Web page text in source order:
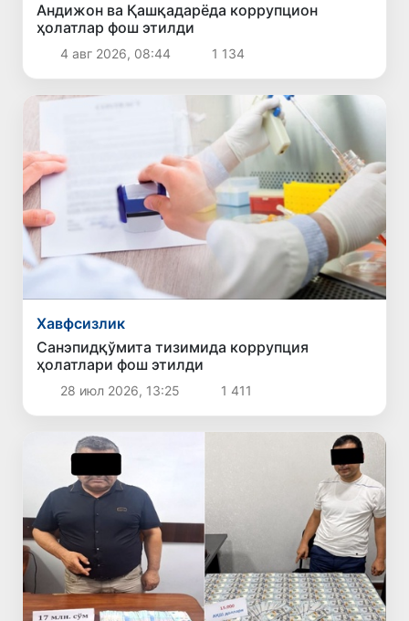
Андижон ва Қашқадарёда коррупцион
ҳолатлар фош этилди
4 авг 2026, 08:44 1 134
Хавфсизлик
Санэпидқўмита тизимида коррупция
ҳолатлари фош этилди
28 июл 2026, 13:25 1 411